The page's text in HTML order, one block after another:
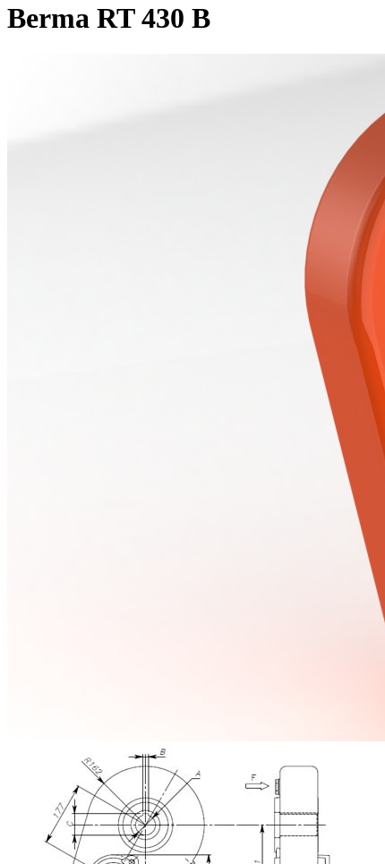
Berma RT 430 B